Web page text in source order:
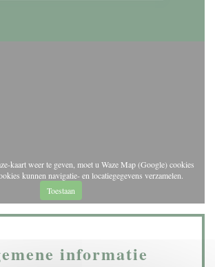
kaart weer te geven, moet u Waze Map (Google) cookies
kunnen navigatie- en locatiegegevens verzamelen.
Toestaan
informatie